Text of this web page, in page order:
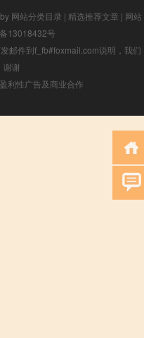
网站分类目录 | 精选推荐文章 | 网站
13018432号
邮件到f_fb#foxmail.com说明，我们
谢谢
利性广告及商业合作